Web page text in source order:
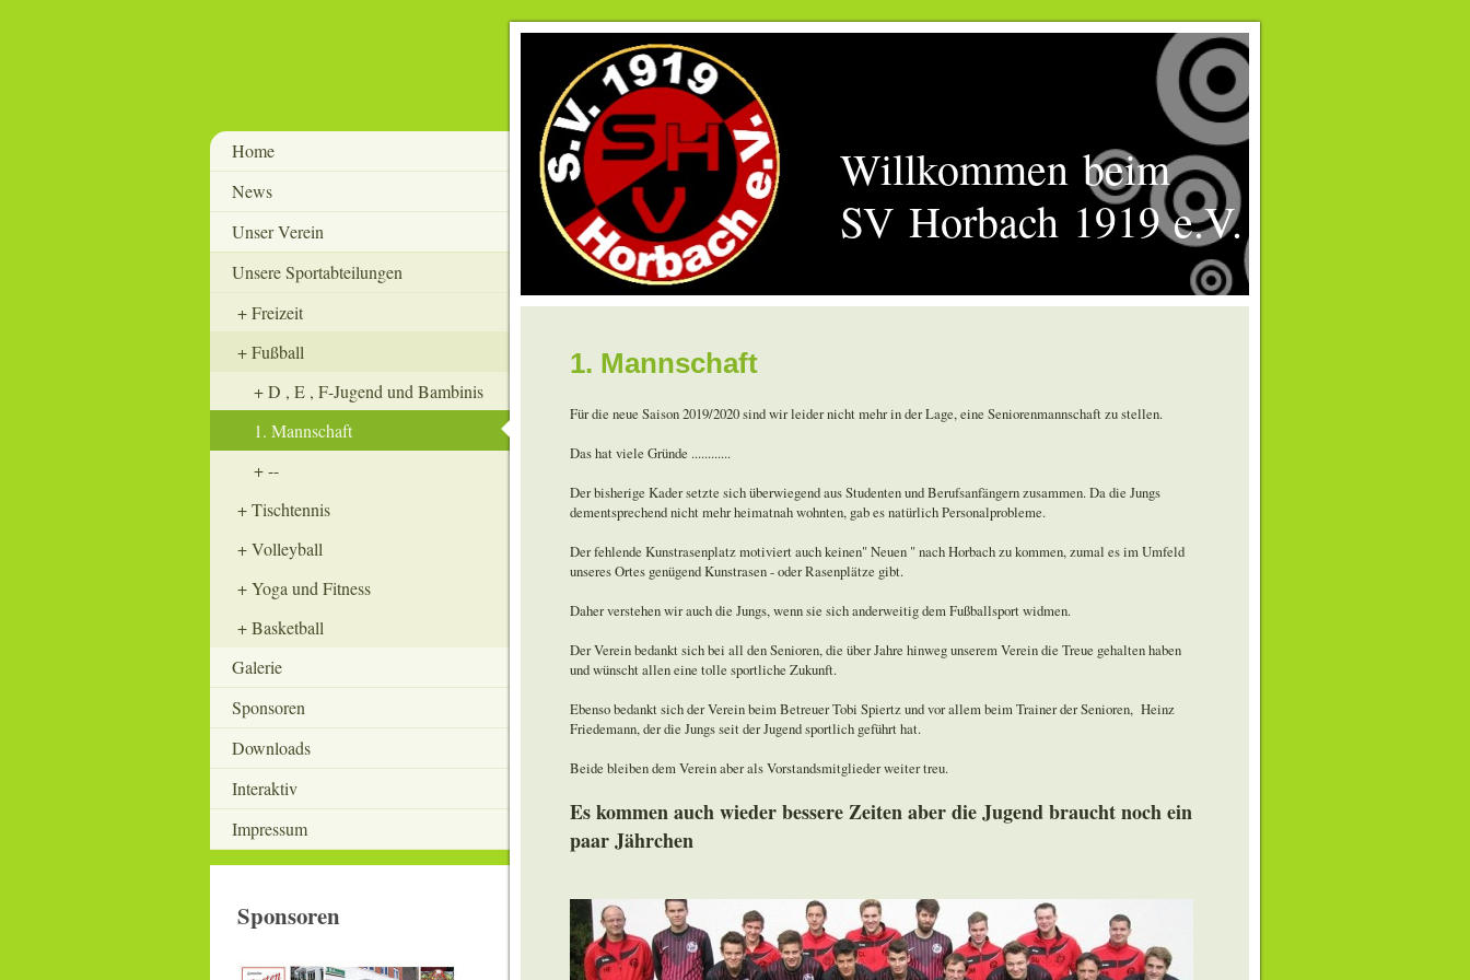
Willkommen beim
SV Horbach 1919 e.V.
1. Mannschaft
Für die neue Saison 2019/2020 sind wir leider nicht mehr in der Lage, eine Seniorenmannschaft zu stellen.
Das hat viele Gründe ............
Der bisherige Kader setzte sich überwiegend aus Studenten und Berufsanfängern zusammen. Da die Jungs
dementsprechend nicht mehr heimatnah wohnten, gab es natürlich Personalprobleme.
Der fehlende Kunstrasenplatz motiviert auch keinen" Neuen " nach Horbach zu kommen, zumal es im Umfeld
unseres Ortes genügend Kunstrasen - oder Rasenplätze gibt.
Daher verstehen wir auch die Jungs, wenn sie sich anderweitig dem Fußballsport widmen.
Der Verein bedankt sich bei all den Senioren, die über Jahre hinweg unserem Verein die Treue gehalten haben
und wünscht allen eine tolle sportliche Zukunft.
Ebenso bedankt sich der Verein beim Betreuer Tobi Spiertz und vor allem beim Trainer der Senioren, Heinz
Friedemann, der die Jungs seit der Jugend sportlich geführt hat.
Beide bleiben dem Verein aber als Vorstandsmitglieder weiter treu.
Es kommen auch wieder bessere Zeiten aber die Jugend braucht noch ein
paar Jährchen
Home
News
Unser Verein
Unsere Sportabteilungen
Freizeit
Fußball
D , E , F-Jugend und Bambinis
1. Mannschaft
--
Tischtennis
Volleyball
Yoga und Fitness
Basketball
Galerie
Sponsoren
Downloads
Interaktiv
Impressum
Sponsoren